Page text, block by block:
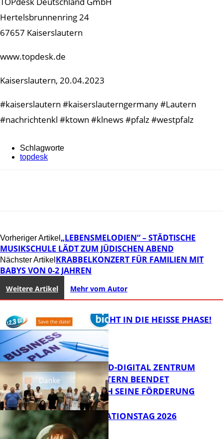
Hertelsbrunnenring 24
67657 Kaiserslautern
www.topdesk.de
Kaiserslautern, 20.04.2023
#kaiserslautern #kaiserslauterngermany #Lautern
#nachrichtenkl #ktown #klnews #pfalz #westpfalz
Schlagworte
topdesk
Vorheriger Artikel „LEBENSMELODIEN“ – STÄDTISCHE
MUSIKSCHULE LÄDT ZUM JÜDISCHEN ABEND
Nächster Artikel KRABBELKONZERT FÜR FAMILIEN MIT
BABYS VON 0-2 JAHREN
Weitere Artikel Mehr vom Autor
Bildung
1,2,3 GO® GEHT IN DIE HEISSE PHASE!
MITTELSTAND-DIGITAL ZENTRUM
KAISERSLAUTERN BEENDET
ERFOLGREICH SEINE FÖRDERUNG
SIAK-INNOVATIONSTAG 2026